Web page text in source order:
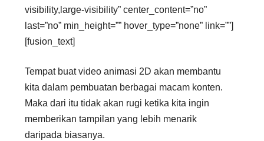
visibility,large-visibility” center_content=”no”
last=”no” min_height=”” hover_type=”none” link=””]
[fusion_text]
Tempat buat video animasi 2D akan membantu
kita dalam pembuatan berbagai macam konten.
Maka dari itu tidak akan rugi ketika kita ingin
memberikan tampilan yang lebih menarik
daripada biasanya.